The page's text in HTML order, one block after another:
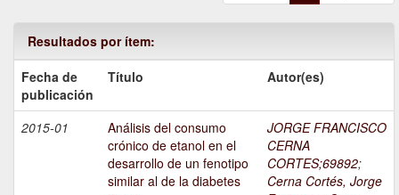
Resultados por ítem:
Fecha de
publicación
Título Autor(es)
2015-01
Análisis del consumo
crónico de etanol en el
desarrollo de un fenotipo
similar al de la diabetes
JORGE FRANCISCO
CERNA
CORTES;69892;
Cerna Cortés, Jorge